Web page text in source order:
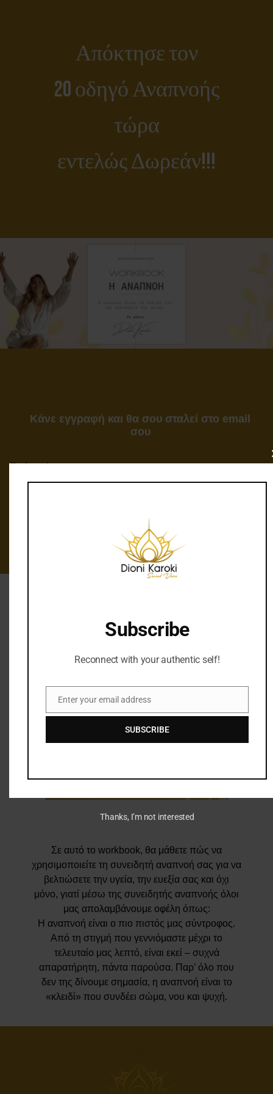
Απόκτησε τον
2o οδηγό Αναπνοής
τώρα
εντελώς Δωρεάν!!!
Κάνε εγγραφή και θα σου σταλεί στο email
σου
Το όνομά σας
Σε αυτό το workbook, θα μάθετε πώς να
χρησιμοποιείτε τη συνειδητή αναπνοή σας για να
βελτιώσετε την υγεία, την ευεξία σας και όχι
μόνο, γιατί μέσω της συνειδητής αναπνοής όλοι
μας απολαμβάνουμε οφέλη όπως:
Η αναπνοή είναι ο πιο πιστός μας σύντροφος.
Από τη στιγμή που γεννιόμαστε μέχρι το
τελευταίο μας λεπτό, είναι εκεί – συχνά
απαρατήρητη, πάντα παρούσα. Παρ’ όλο που
δεν της δίνουμε σημασία, η αναπνοή είναι το
«κλειδί» που συνδέει σώμα, νου και ψυχή.
Subscribe
Reconnect with your authentic self!
Email
Enter your email address
SUBSCRIBE
Thanks, I’m not interested